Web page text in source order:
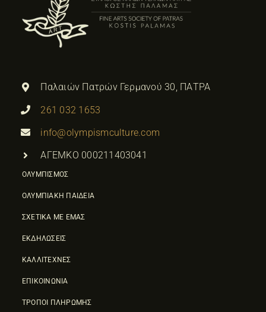
Παλαιών Πατρών Γερμανού 30, ΠΑΤΡΑ
261 032 1653
info@olympismculture.com
ΑΓΕΜΚΟ 000211403041
ΟΛΥΜΠΙΣΜΟΣ
ΟΛΥΜΠΙΑΚΗ ΠΑΙΔΕΙΑ
ΣΧΕΤΙΚΑ ΜΕ ΕΜΑΣ
ΕΚΔΗΛΩΣΕΙΣ
ΚΑΛΛΙΤΕΧΝΕΣ
ΕΠΙΚΟΙΝΩΝΙΑ
ΤΡΟΠΟΙ ΠΛΗΡΩΜΗΣ